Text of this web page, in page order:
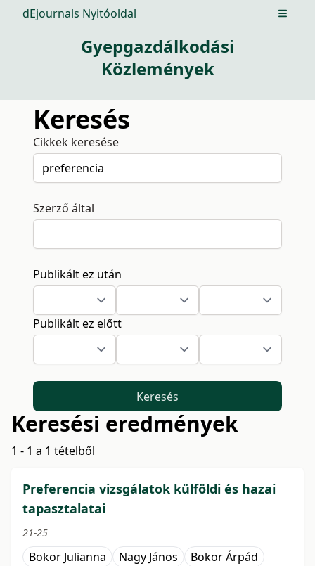
dEjournals Nyitóoldal Open
Gyepgazdálkodási
Közlemények
Keresés
Cikkek keresése
Szerző által
Publikált ez után
Publikált ez előtt
Keresés
Keresési eredmények
1 - 1 a 1 tételből
Preferencia vizsgálatok külföldi és hazai
tapasztalatai
21-25
Bokor Julianna Nagy János
Bokor Árpád